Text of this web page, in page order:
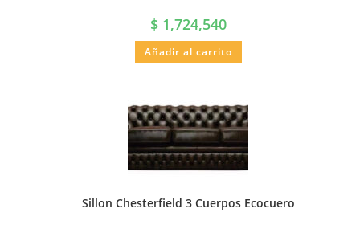
$1,724,540
Añadir al carrito
Sillon Chesterfield 3 Cuerpos Ecocuero